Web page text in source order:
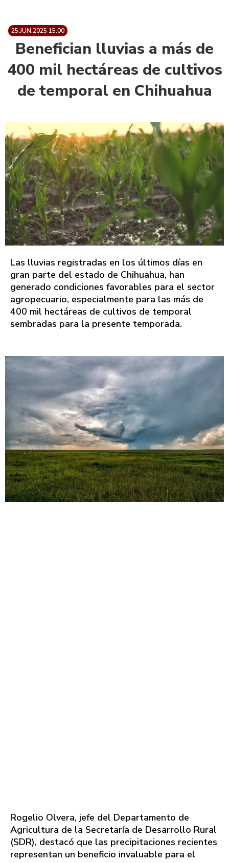
25.JUN.2025 15:00
Benefician lluvias a más de
400 mil hectáreas de cultivos
de temporal en Chihuahua
Las lluvias registradas en los últimos días en
gran parte del estado de Chihuahua, han
generado condiciones favorables para el sector
agropecuario, especialmente para las más de
400 mil hectáreas de cultivos de temporal
sembradas para la presente temporada.
Rogelio Olvera, jefe del Departamento de
Agricultura de la Secretaría de Desarrollo Rural
(SDR), destacó que las precipitaciones recientes
representan un beneficio invaluable para el